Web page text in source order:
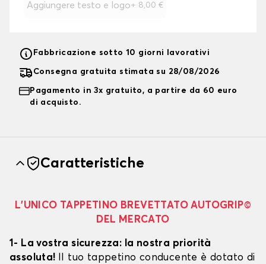
Aggiungere testo e logo+ 8,00 €
Fabbricazione sotto 10 giorni lavorativi
Consegna gratuita stimata su 28/08/2026
Pagamento in 3x gratuito, a partire da 60 euro
di acquisto.
Caratteristiche
L’UNICO TAPPETINO BREVETTATO AUTOGRIP©
DEL MERCATO
1- La vostra sicurezza: la nostra priorità
assoluta! Il tuo tappetino conducente è dotato di